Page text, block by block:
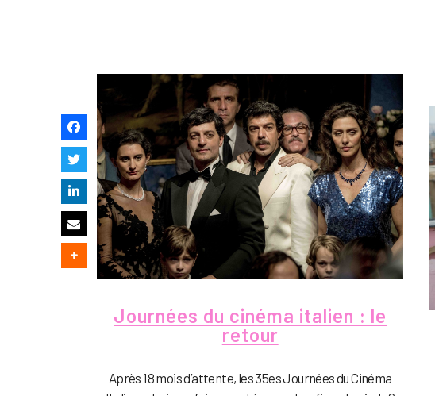
Journées du cinéma italien : le
retour
Après 18 mois d’attente, les 35es Journées du Cinéma